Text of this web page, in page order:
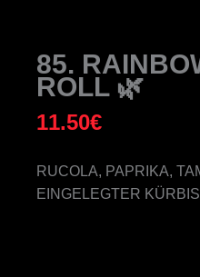
85.
ROLL 🌿
11.50€
RUCOLA, PAPRIKA,
EINGELEGTER